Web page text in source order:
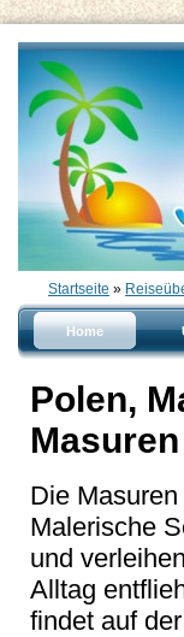
Startseite »
Home
Polen,
Die
Malerische
und
Alltag
findet auf